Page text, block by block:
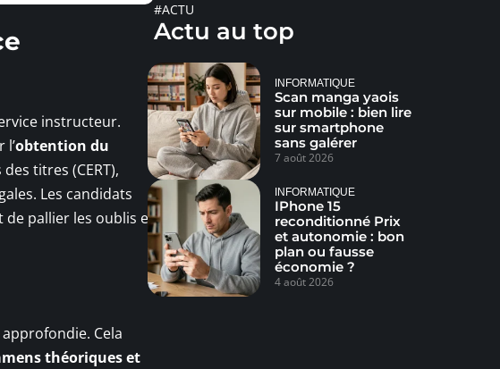
instructeur.
l’obtention du
titres (CERT),
Les candidats
de pallier les oublis et
Cela
théoriques et
#ACTU
Actu au top
INFORMATIQUE
Scan manga yaois
sur mobile : bien lire
sur smartphone
sans galérer
7 août 2026
INFORMATIQUE
IPhone 15
reconditionné Prix
et autonomie : bon
plan ou fausse
économie ?
4 août 2026